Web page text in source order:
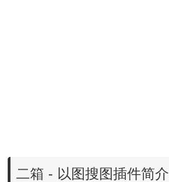
二箱 - 以图搜图插件简介